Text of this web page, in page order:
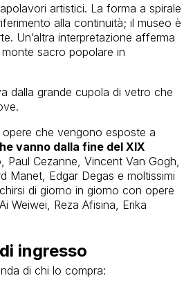
artistici. La forma a spirale
alla continuità; il museo è
Un’altra interpretazione afferma
sacro popolare in
dalla grande cupola di vetro che
che vengono esposte a
vanno dalla fine del XIX
Cezanne, Vincent Van Gogh,
Manet, Edgar Degas e moltissimi
di giorno in giorno con opere
Weiwei, Reza Afisina, Erika
ingresso
di chi lo compra: